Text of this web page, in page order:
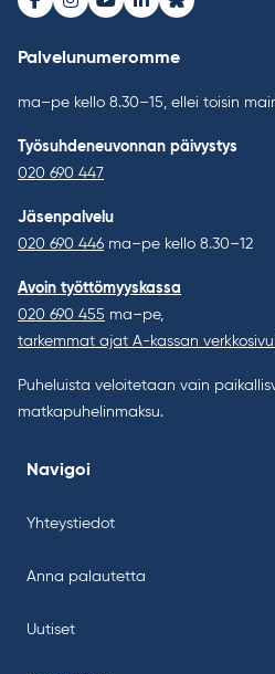
Facebook
Instagram
Youtube
LinkedInBluesky
Palvelunumeromme
ma–pe kello 8.30–15, ellei toisin
Työsuhdeneuvonnan päivystys
020 690 447
Jäsenpalvelu
020 690 446 ma–pe kello 8.30–12
Avoin työttömyyskassa
020 690 455 ma–pe,
tarkemmat ajat A-kassan
Puheluista veloitetaan vain
matkapuhelinmaksu.
Navigoi
Yhteystiedot
Anna palautetta
Uutiset